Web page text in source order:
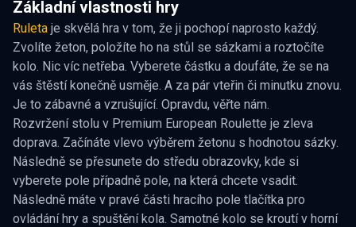
Základní vlastnosti hry
Ruleta je skvělá hra v tom, že ji pochopí naprosto každý.
Zvolíte žeton, položíte ho na stůl se sázkami a roztočíte
kolo. Nic víc netřeba. Vyberete částku a doufáte, že se na
vás štěstí konečně usměje. A za pár vteřin či minutku znovu.
Je to zábavné a vzrušující. Opravdu, věřte nám.
Rozvržení stolu v Premium European Roulette je zleva
doprava. Začínáte vlevo výběrem žetonu s hodnotou sázky.
Následně se přesunete do středu obrazovky, kde si
vyberete pole případně pole, na která chcete vsadit.
Následně máte v pravé části hracího pole tlačítka pro
ovládání hry a spuštění kola. Samotné kolo se kroutí v horní